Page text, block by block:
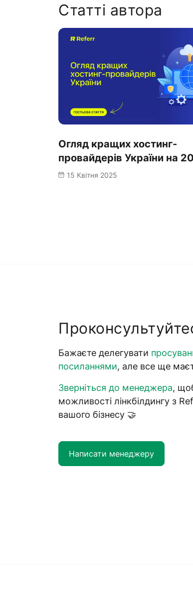
Статті автора
Огляд кращих хостинг-
провайдерів України на
15 Квітня 2025
Бажаєте делегувати
посиланнями, але все ще
Зверніться до менеджера,
можливості лінкбілдингу з
вашого бізнесу 🤝
Написати менеджеру